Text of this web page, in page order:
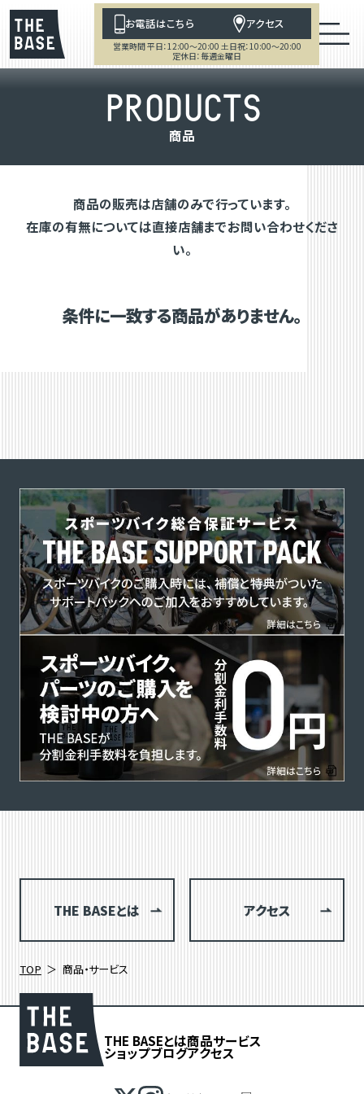
お電話はこちら アクセス
営業時間 平日：12:00～20:00 土日祝：10:00～20:00
定休日：毎週金曜日
PRODUCTS
商品
商品の販売は店舗のみで行っています。
在庫の有無については直接店舗までお問い合わせくださ
い。
条件に一致する商品がありません。
THE BASEとは アクセス
TOP 商品・サービス
THE BASEとは商品サービス
ショップブログアクセス